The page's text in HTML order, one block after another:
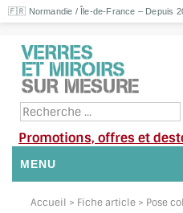
🇫🇷 Normandie / Île-de-France – Depuis
Promotions, offres et
MENU
NOUS CONTACTER
Accueil > Fiche article > Pose